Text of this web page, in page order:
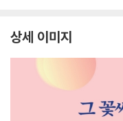
상세 이미지